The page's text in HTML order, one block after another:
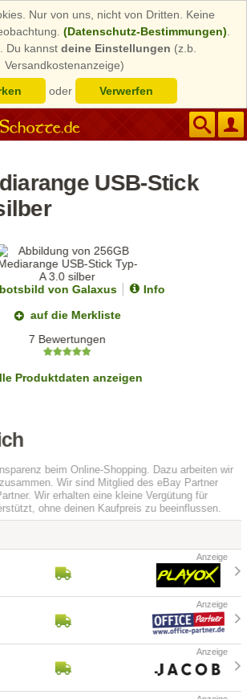
Nur von uns, nicht von Dritten. Keine
(Datenschutz-Bestimmungen)
Du kannst deine Einstellungen (z.b.
Versandkostenanzeige)
oder Verwerfen
USB-Stick
von Galaxus
Info
auf die Merkliste
7 Bewertungen
Produktdaten anzeigen
beim Online-Shopping. Dazu arbeiten wir
Wir sind Mitglied des eBay Partner
Wir erhalten eine kleine Vergütung für
ohne deinen Kaufpreis zu beeinflussen.